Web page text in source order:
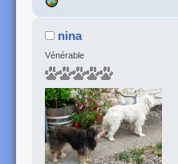
nina
Vénérable